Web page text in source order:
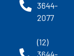
3644-
2077
(12)